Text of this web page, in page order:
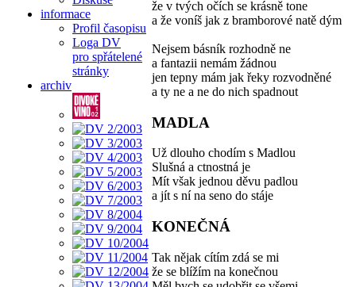
informace
Profil časopisu
Loga DV
pro spřátelené
stránky
archiv
že v tvých očích se krásně tone
a že voníš jak z bramborové natě dým
Nejsem básník rozhodně ne
a fantazii nemám žádnou
jen tepny mám jak řeky rozvodněné
a ty ne a ne do nich spadnout
MADLA
Už dlouho chodím s Madlou
Slušná a ctnostná je
Mít však jednou děvu padlou
a jít s ní na seno do stáje
KONEČNÁ
Tak nějak cítím zdá se mi
že se blížím na konečnou